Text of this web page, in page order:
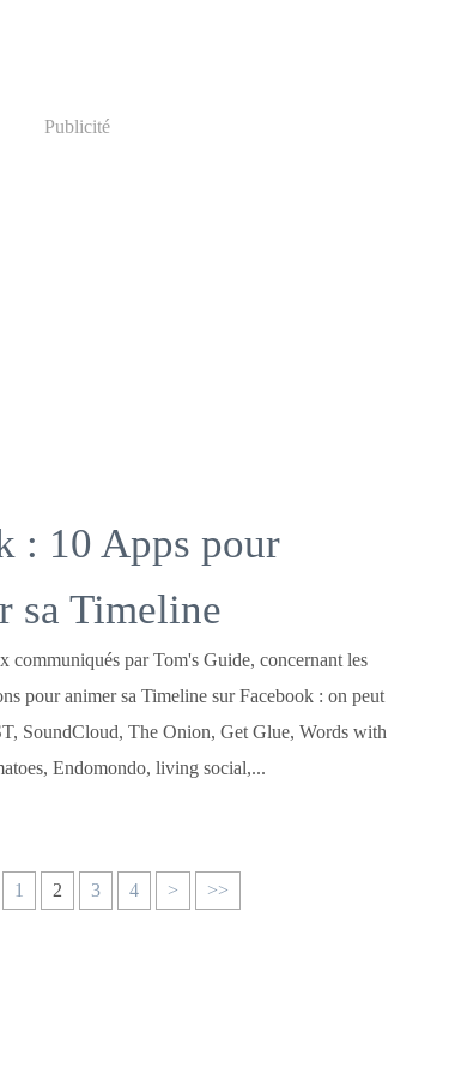
Publicité
: 10 Apps pour
sa Timeline
communiqués par Tom's Guide, concernant les
pour animer sa Timeline sur Facebook : on peut
SoundCloud, The Onion, Get Glue, Words with
Endomondo, living social,...
1 2 3 4 > >>